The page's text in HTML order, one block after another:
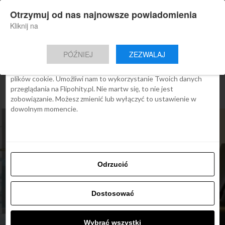
Nowa aplikacja Flipohity
Aktualne wiadomości, artykuły, TOP
Instalacja
ARTYKUŁY
Ceny bagażu i
pierwszeństwa wejścia na
Zgoda Szczegóły O cookies
Ta strona używa plików cookies
We Flipo robimy wszystko, aby pokazać Ci tylko te treści, które
plików cookie. Umożliwi nam to wykorzystanie Twoich danych
przeglądania na Flipohity.pl. Nie martw się, to nie jest
zobowiązanie. Możesz zmienić lub wyłączyć to ustawienie w
dowolnym momencie.
Odrzucić
Dostosować
Wybrać wszystki
Otrzymuj od nas najnowsze powiadomienia
Kliknij na
PÓŹNIEJ ZEZWALAJ